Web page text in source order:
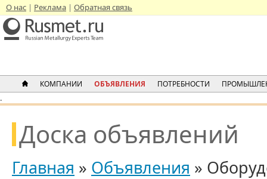
О нас Реклама Обратная связь
КОМПАНИИ ОБЪЯВЛЕНИЯ ПОТРЕБНОСТИ
.
Доска объявлений
Главная » Объявления »